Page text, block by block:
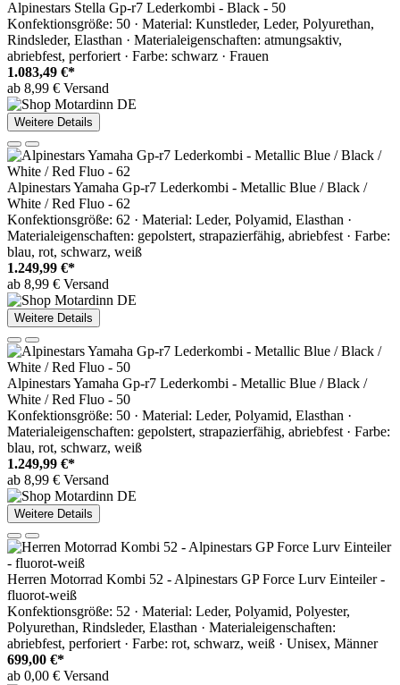
Alpinestars Stella Gp-r7 Lederkombi - Black - 50
Konfektionsgröße: 50 · Material: Kunstleder, Leder, Polyurethan,
Rindsleder, Elasthan · Materialeigenschaften: atmungsaktiv,
abriebfest, perforiert · Farbe: schwarz · Frauen
1.083,49 €*
ab 8,99 € Versand
Weitere Details
Alpinestars Yamaha Gp-r7 Lederkombi - Metallic Blue / Black /
White / Red Fluo - 62
Konfektionsgröße: 62 · Material: Leder, Polyamid, Elasthan ·
Materialeigenschaften: gepolstert, strapazierfähig, abriebfest · Farbe:
blau, rot, schwarz, weiß
1.249,99 €*
ab 8,99 € Versand
Weitere Details
Alpinestars Yamaha Gp-r7 Lederkombi - Metallic Blue / Black /
White / Red Fluo - 50
Konfektionsgröße: 50 · Material: Leder, Polyamid, Elasthan ·
Materialeigenschaften: gepolstert, strapazierfähig, abriebfest · Farbe:
blau, rot, schwarz, weiß
1.249,99 €*
ab 8,99 € Versand
Weitere Details
Herren Motorrad Kombi 52 - Alpinestars GP Force Lurv Einteiler -
fluorot-weiß
Konfektionsgröße: 52 · Material: Leder, Polyamid, Polyester,
Polyurethan, Rindsleder, Elasthan · Materialeigenschaften:
abriebfest, perforiert · Farbe: rot, schwarz, weiß · Unisex, Männer
699,00 €*
ab 0,00 € Versand